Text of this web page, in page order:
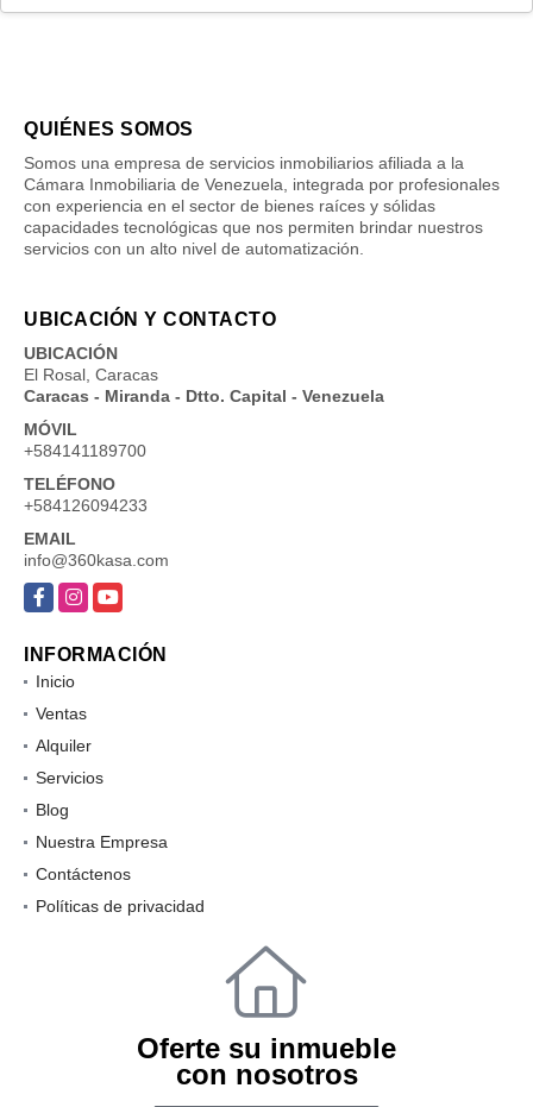
QUIÉNES SOMOS
Somos una empresa de servicios inmobiliarios afiliada a la
Cámara Inmobiliaria de Venezuela, integrada por profesionales
con experiencia en el sector de bienes raíces y sólidas
capacidades tecnológicas que nos permiten brindar nuestros
servicios con un alto nivel de automatización.
UBICACIÓN Y CONTACTO
UBICACIÓN
El Rosal, Caracas
Caracas - Miranda - Dtto. Capital - Venezuela
MÓVIL
+584141189700
TELÉFONO
+584126094233
EMAIL
info@360kasa.com
INFORMACIÓN
Inicio
Ventas
Alquiler
Servicios
Blog
Nuestra Empresa
Contáctenos
Oferte su inmueble